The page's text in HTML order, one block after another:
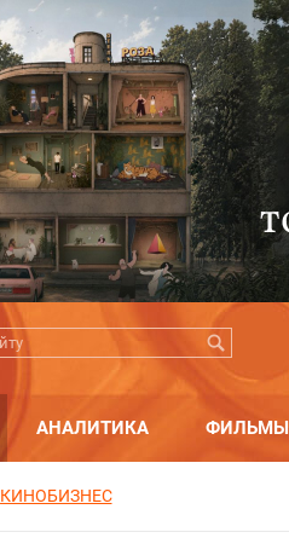
АНАЛИТИКА ФИЛЬМЫ
КИНОБИЗНЕС